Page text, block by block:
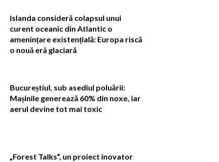
Islanda consideră colapsul unui
curent oceanic din Atlantic o
amenințare existențială: Europa riscă
o nouă eră glaciară
Bucureștiul, sub asediul poluării:
Mașinile generează 60% din noxe, iar
aerul devine tot mai toxic
„Forest Talks”, un proiect inovator